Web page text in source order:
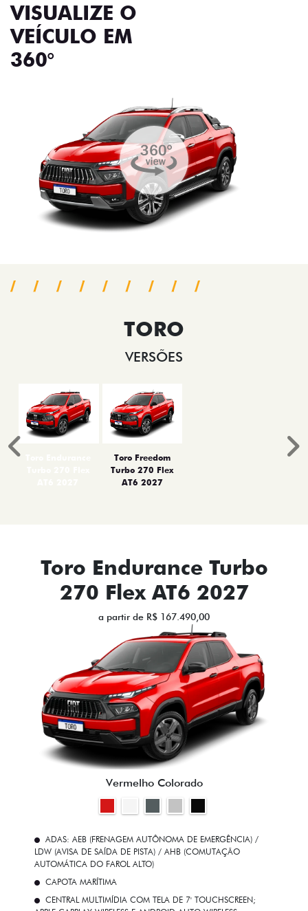
VISUALIZE O
VEÍCULO EM
360°
TORO
VERSÕES
Toro Freedom
Turbo 270 Flex
AT6 2027
Anterior
Toro Endurance Turbo
270 Flex AT6 2027
a partir de R$ 167.490,00
Vermelho Colorado
ADAS: AEB (FRENAGEM AUTÔNOMA DE EMERGÊNCIA) /
LDW (AVISA DE SAÍDA DE PISTA) / AHB (COMUTAÇÃO
AUTOMÁTICA DO FAROL ALTO)
CAPOTA MARÍTIMA
CENTRAL MULTIMÍDIA COM TELA DE 7' TOUCHSCREEN;